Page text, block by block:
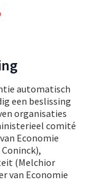
automatisch
een beslissing
organisaties
comité
Economie
(Melchior
van Economie